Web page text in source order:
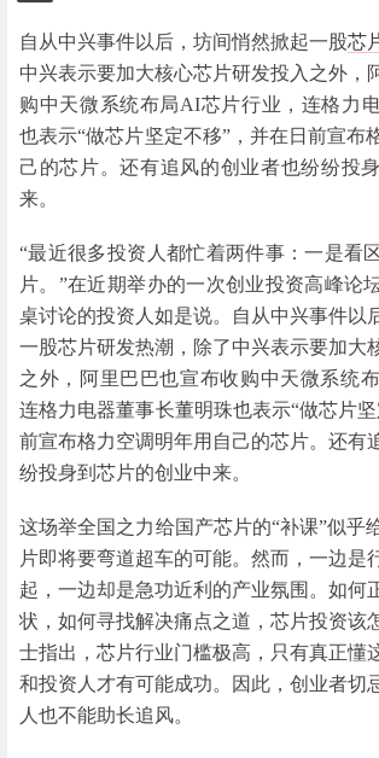
自从中兴事件以后，坊间悄然掀起一股芯
中兴表示要加大核心芯片研发投入之外，
购中天微系统布局AI芯片行业，连格力
也表示“做芯片坚定不移”，并在日前宣布
己的芯片。还有追风的创业者也纷纷投
来。
“最近很多投资人都忙着两件事：一是看
片。”在近期举办的一次创业投资高峰论
桌讨论的投资人如是说。自从中兴事件以
一股芯片研发热潮，除了中兴表示要加大
之外，阿里巴巴也宣布收购中天微系统
连格力电器董事长董明珠也表示“做芯片
前宣布格力空调明年用自己的芯片。还有
纷投身到芯片的创业中来。
这场举全国之力给国产芯片的“补课”似乎
片即将要弯道超车的可能。然而，一边是
起，一边却是急功近利的产业氛围。如何
状，如何寻找解决痛点之道，芯片投资该
士指出，芯片行业门槛极高，只有真正懂
和投资人才有可能成功。因此，创业者切
人也不能助长追风。